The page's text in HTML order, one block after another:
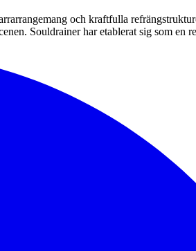
och kraftfulla
Souldrainer har etablerat sig som en